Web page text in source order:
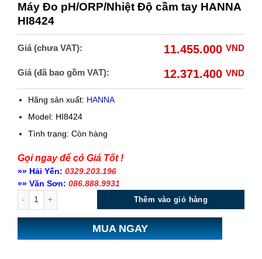
Máy Đo pH/ORP/Nhiệt Độ cầm tay HANNA
HI8424
Giá (chưa VAT): 11.455.000 VND
Giá (đã bao gồm VAT): 12.371.400 VND
Hãng sản xuất: HANNA
Model: HI8424
Tình trạng: Còn hàng
Gọi ngay để có Giá Tốt !
»» Hải Yến: 0329.203.196
»» Văn Sơn: 086.888.9931
Thêm vào giỏ hàng
MUA NGAY